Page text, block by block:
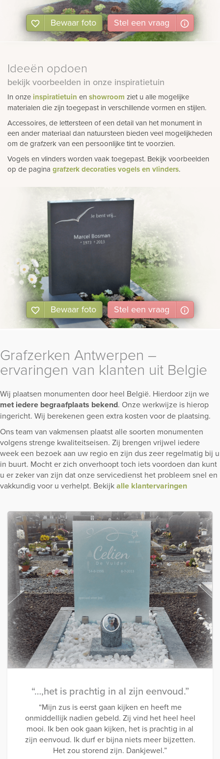
Bewaar foto Stel een vraag
Ideeën opdoen
bekijk voorbeelden in onze inspiratietuin
In onze inspiratietuin en showroom ziet u alle mogelijke
materialen die zijn toegepast in verschillende vormen en stijlen.
Accessoires, de lettersteen of een detail van het monument in
een ander materiaal dan natuursteen bieden veel mogelijkheden
om de grafzerk van een persoonlijke tint te voorzien.
Vogels en vlinders worden vaak toegepast. Bekijk voorbeelden
op de pagina grafzerk decoraties vogels en vlinders.
Bewaar foto Stel een vraag
Grafzerken Antwerpen –
ervaringen van klanten uit Belgie
Wij plaatsen monumenten door heel België. Hierdoor zijn we
met iedere begraafplaats bekend. Onze werkwijze is hierop
ingericht. Wij berekenen geen extra kosten voor de plaatsing.
Ons team van vakmensen plaatst alle soorten monumenten
volgens strenge kwaliteitseisen. Zij brengen vrijwel iedere
week een bezoek aan uw regio en zijn dus zeer regelmatig bij u
in buurt. Mocht er zich onverhoopt toch iets voordoen dan kunt
u er zeker van zijn dat onze servicedienst het probleem snel en
vakkundig voor u verhelpt. Bekijkalle klantervaringen
“…,het is prachtig in al zijn eenvoud.”
“Mijn zus is eerst gaan kijken en heeft me
onmiddellijk nadien gebeld. Zij vind het heel heel
mooi. Ik ben ook gaan kijken, het is prachtig in al
zijn eenvoud. Ik durf er bijna niets meer bijzetten.
Het zou storend zijn. Dankjewel.”